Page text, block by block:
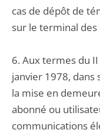
cas de dépôt de
sur le terminal des
6. Aux termes du
janvier 1978, dans
la mise en
abonné ou
communications